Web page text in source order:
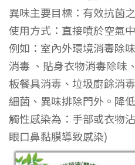
業
用
補
充
異味主要目標：有效抗菌
使用方式：直接噴於空氣
例如：室內外環境消毒除
消毒 、貼身衣物消毒除味
板餐具消毒、垃圾廚餘消
細菌、異味排除門外。降
觸性感染為：手部或衣物
眼口鼻黏膜導致感染)